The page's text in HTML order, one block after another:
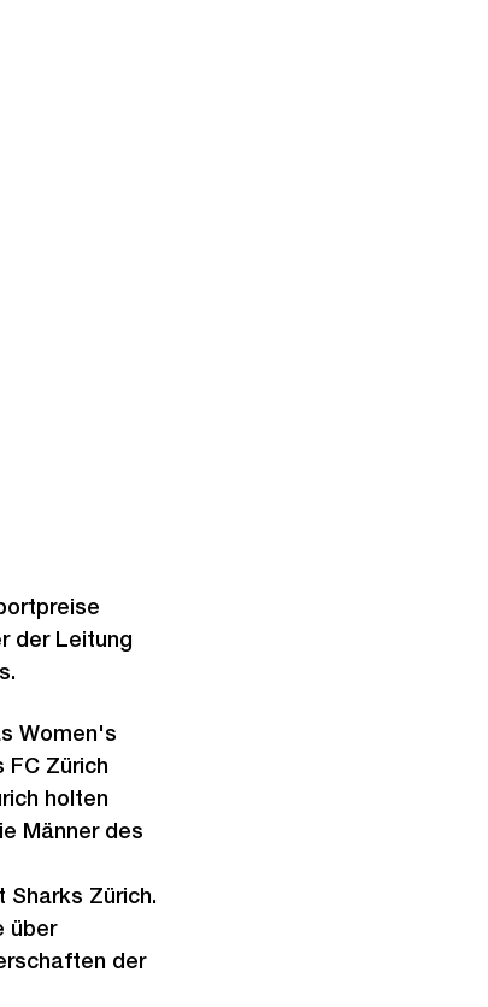
der Leitung
Women's
FC Zürich
holten
Männer des
Sharks Zürich.
über
der